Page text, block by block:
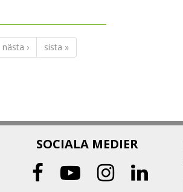
nästa › sista »
SOCIALA MEDIER